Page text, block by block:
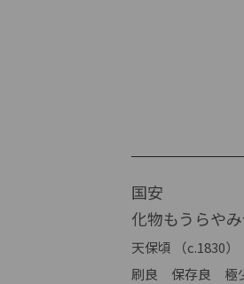
国安
化物もうらや
天保頃 （c.1830）
刷良 保存良 極